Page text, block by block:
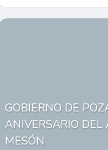
GOBIERNO DE
ANIVERSARIO DEL
MESÓN